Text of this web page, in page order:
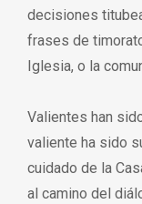
decisiones
frases de
Iglesia, o la
Valientes han
valiente ha sido
cuidado de la
al camino del